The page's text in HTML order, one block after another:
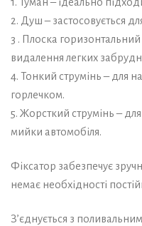
2. Душ – застосовується
3 . Плоска
видалення легких
4. Тонкий струмінь – для
горлечком.
5. Жорсткий струмінь –
мийки автомобіля.
Фіксатор забезпечує
немає необхідності
З’єднується з